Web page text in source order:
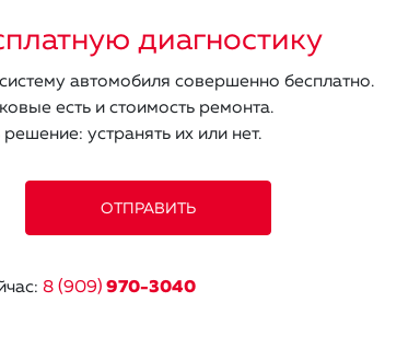
диагностику
автомобиля совершенно бесплатно.
есть и стоимость ремонта.
устранять их или нет.
8 (909) 970-3040